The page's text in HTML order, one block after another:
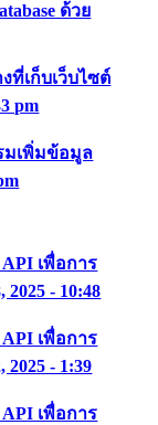
ด้วย
ที่เก็บเว็บไซต์
pm
มเพิ่มข้อมูล
API เพื่อการ
2025 - 10:48
API เพื่อการ
2025 - 1:39
API เพื่อการ